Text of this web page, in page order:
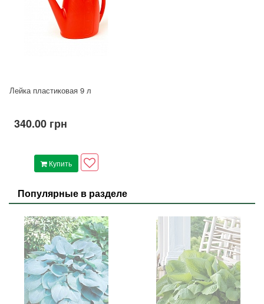
Лейка пластиковая 9 л
340.00 грн
Купить
Популярные в разделе